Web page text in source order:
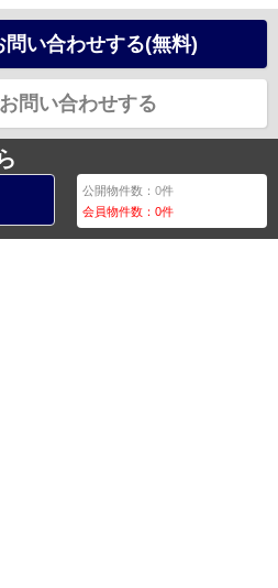
問い合わせする(無料)
問い合わせする
公開物件数：0件
会員物件数：0件